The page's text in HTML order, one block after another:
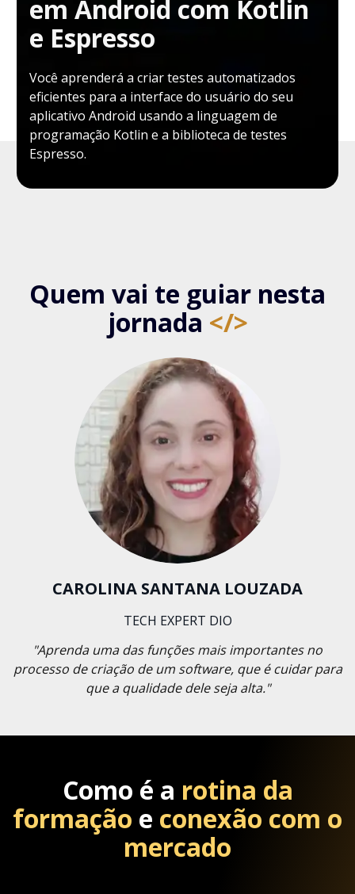
em Android com Kotlin
e Espresso
Você aprenderá a criar testes automatizados
eficientes para a interface do usuário do seu
aplicativo Android usando a linguagem de
programação Kotlin e a biblioteca de testes
Espresso.
Quem vai te guiar nesta
jornada </>
CAROLINA SANTANA LOUZADA
TECH EXPERT DIO
"Aprenda uma das funções mais importantes no
processo de criação de um software, que é cuidar para
que a qualidade dele seja alta."
Como é a rotina da
formação e conexão com o
mercado